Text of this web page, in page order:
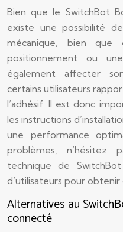
Bien que le SwitchBot
existe une possibilité
mécanique, bien que
positionnement ou
également affecter
certains utilisateurs
l’adhésif. Il est donc
les instructions
une performance
problèmes,
technique de
d’utilisateurs pour obtenir
Alternatives au
connecté